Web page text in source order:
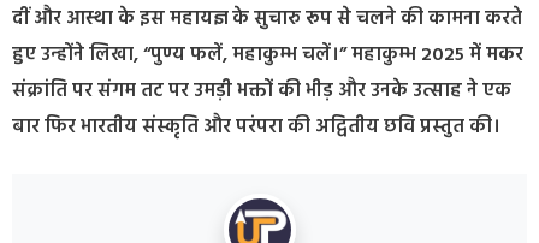
दीं और आस्था के इस महायज्ञ के सुचारु रूप से चलने की कामना करते
हुए उन्होंने लिखा, “पुण्य फलें, महाकुम्भ चलें।” महाकुम्भ 2025 में मकर
संक्रांति पर संगम तट पर उमड़ी भक्तों की भीड़ और उनके उत्साह ने एक
बार फिर भारतीय संस्कृति और परंपरा की अद्वितीय छवि प्रस्तुत की।